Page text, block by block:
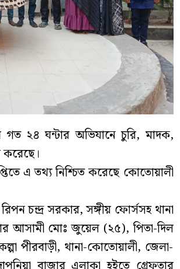
২৪ ঘন্টার অভিযানে চুরি, মাদক,
এ তথ্য নিশ্চিত করেছে কোতোয়ালী
চন্দ্র সরকার, সঙ্গীয় ফোর্সসহ থানা
আসামী মোঃ জুয়েল (২৫), পিতা-দিল
পীরবাড়ী, থানা-কোতোয়ালী, জেলা-